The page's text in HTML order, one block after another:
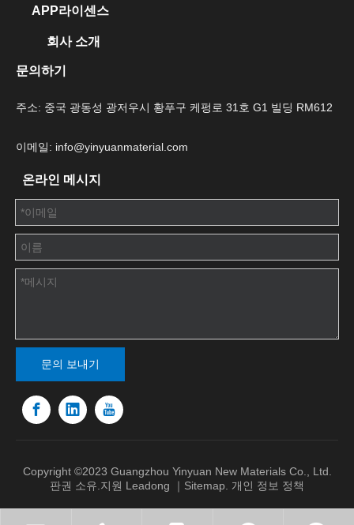
APP라이센스
회사 소개
문의하기
주소: 중국 광동성 광저우시 황푸구 케펑로 31호 G1 빌딩 RM612
이메일: info@yinyuanmaterial.com
온라인 메시지
문의 보내기
Copyright ©2023 Guangzhou Yinyuan New Materials Co., Ltd.
판권 소유.지원 Leadong ｜ Sitemap 개인 정보 정책